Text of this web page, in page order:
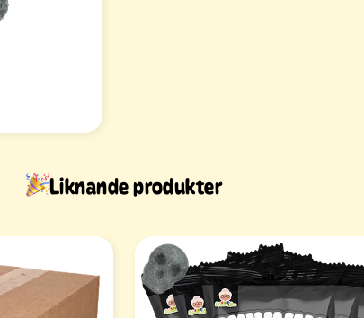
Liknande produkter